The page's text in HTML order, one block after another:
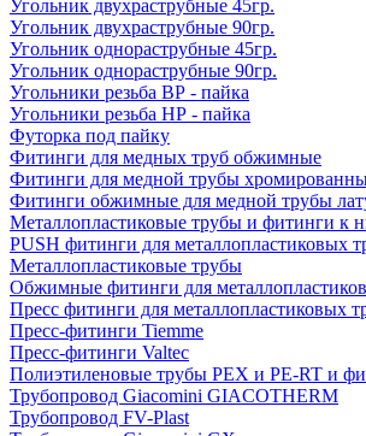
Угольник двухраструбные 45гр.
Угольник двухраструбные 90гр.
Угольник однораструбные 45гр.
Угольник однораструбные 90гр.
Угольники резьба ВР - пайка
Угольники резьба НР - пайка
Футорка под пайку
Фитинги для медных труб обжимные
Фитинги для медной трубы
Фитинги обжимные для медной трубы
Металлопластиковые трубы и фитинги к
PUSH фитинги для металлопластиковых
Металлопластиковые трубы
Обжимные фитинги для
Пресс фитинги для металлопластиковых
Пресс-фитинги Tiemme
Пресс-фитинги Valtec
Полиэтиленовые трубы PEX и PE-RT и
Трубопровод Giacomini GIACOTHERM
Трубопровод FV-Plast